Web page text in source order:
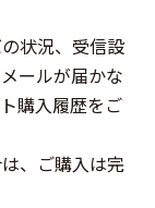
状況、受信設
ールが届かな
購入履歴をご
、ご購入は完